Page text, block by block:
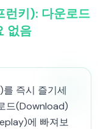
키): 다운로드
없음
즉시 즐기세
드(Download)
에 빠져보